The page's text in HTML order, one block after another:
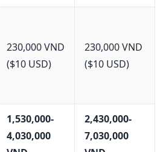
230,000 VND
($10 USD)
230,000 VND
($10 USD)
1,530,000-
4,030,000
2,430,000-
7,030,000